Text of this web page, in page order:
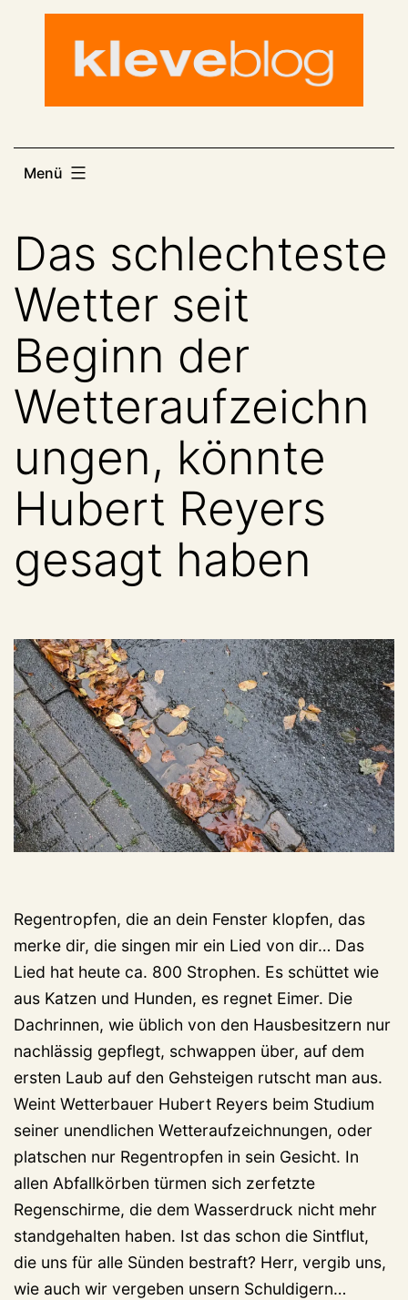
Menü
Das schlechteste
Wetter seit
Beginn der
Wetteraufzeichn
ungen, könnte
Hubert Reyers
gesagt haben
Regentropfen, die an dein Fenster klopfen, das
merke dir, die singen mir ein Lied von dir… Das
Lied hat heute ca. 800 Strophen. Es schüttet wie
aus Katzen und Hunden, es regnet Eimer. Die
Dachrinnen, wie üblich von den Hausbesitzern nur
nachlässig gepflegt, schwappen über, auf dem
ersten Laub auf den Gehsteigen rutscht man aus.
Weint Wetterbauer Hubert Reyers beim Studium
seiner unendlichen Wetteraufzeichnungen, oder
platschen nur Regentropfen in sein Gesicht. In
allen Abfallkörben türmen sich zerfetzte
Regenschirme, die dem Wasserdruck nicht mehr
standgehalten haben. Ist das schon die Sintflut,
die uns für alle Sünden bestraft? Herr, vergib uns,
wie auch wir vergeben unsern Schuldigern…